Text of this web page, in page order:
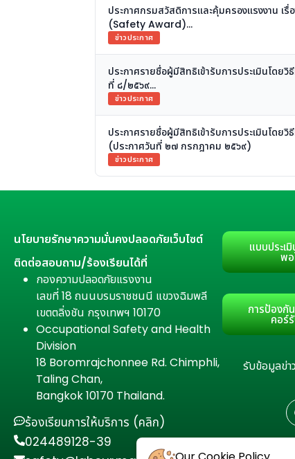
ประกาศกรมสวัสดิการและคุ้มครองแรงงาน เ
(Safety Award)
ประจำปี พ.ศ. ๒๕๖๙ (ประกาศวันที่ ๕ สิงหาคม ๒
ข่าวประกาศ
ประกาศรายชื่อผู้มีสิทธิเข้ารับการประเมินโด
ที่ ๘/๒๕๖๙
(ประกาศวันที่ ๒๗ กรกฎาคม ๒๕๖๙)
ข่าวประกาศ
ประกาศรายชื่อผู้มีสิทธิเข้ารับการประเมินโด
(ประกาศวันที่ ๒๗ กรกฎาคม ๒๕๖๙)
ข่าวประกาศ
นโยบายรักษาความมั่นคงปลอดภัยเว็บไซต์
ติดต่อสอบถาม/ร้องเรียนได้ที่
กองความปลอดภัยแรงงาน
เลขที่ 18 ถนนบรมราชชนนี แขวงฉิมพลี
เขตตลิ่งชัน กรุงเทพฯ 10170
Occupational Safety and Health
Division
18 Boromrajchonnee Rd. Chimphli,
Taling Chan,
Bangkok 10170 Thailand.
ร้องเรียนการให้บริการ (คลิก)
024489128-39
แบบประเ
พอ
การป้องกั
คอร์
รับข้อมูลข่า